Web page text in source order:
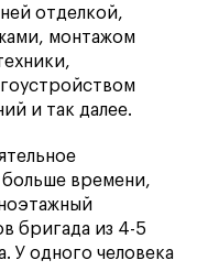
отделкой,
монтажом
и так далее.
больше времени,
бригада из 4-5
У одного человека